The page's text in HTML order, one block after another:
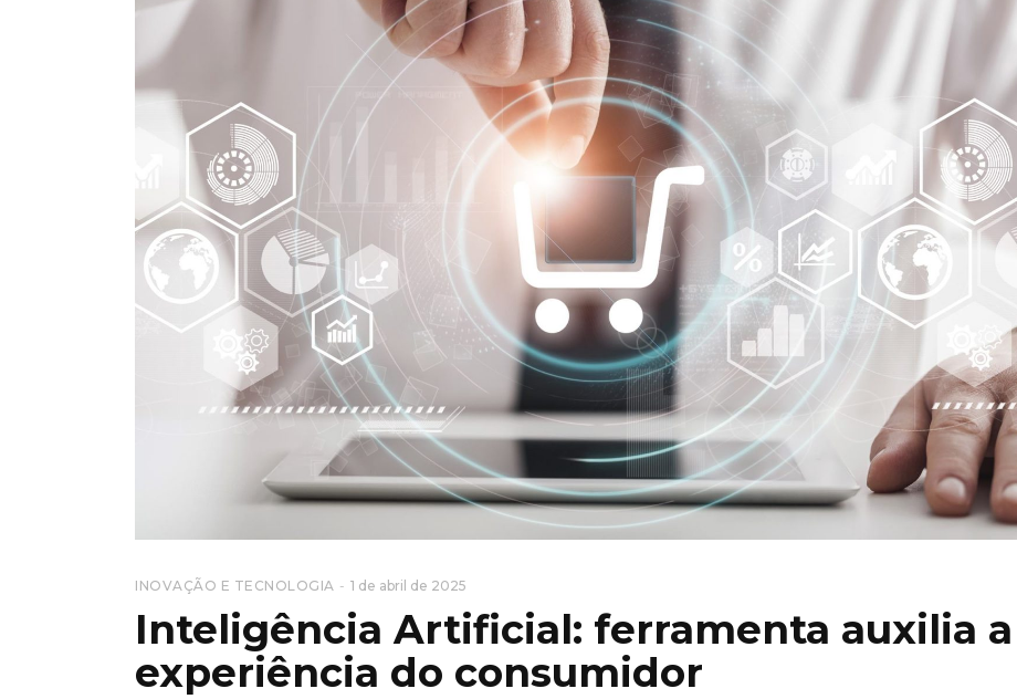
INOVAÇÃO E TECNOLOGIA 1 de abril de 2025
Inteligência Artificial: ferramenta auxilia a
experiência do consumidor